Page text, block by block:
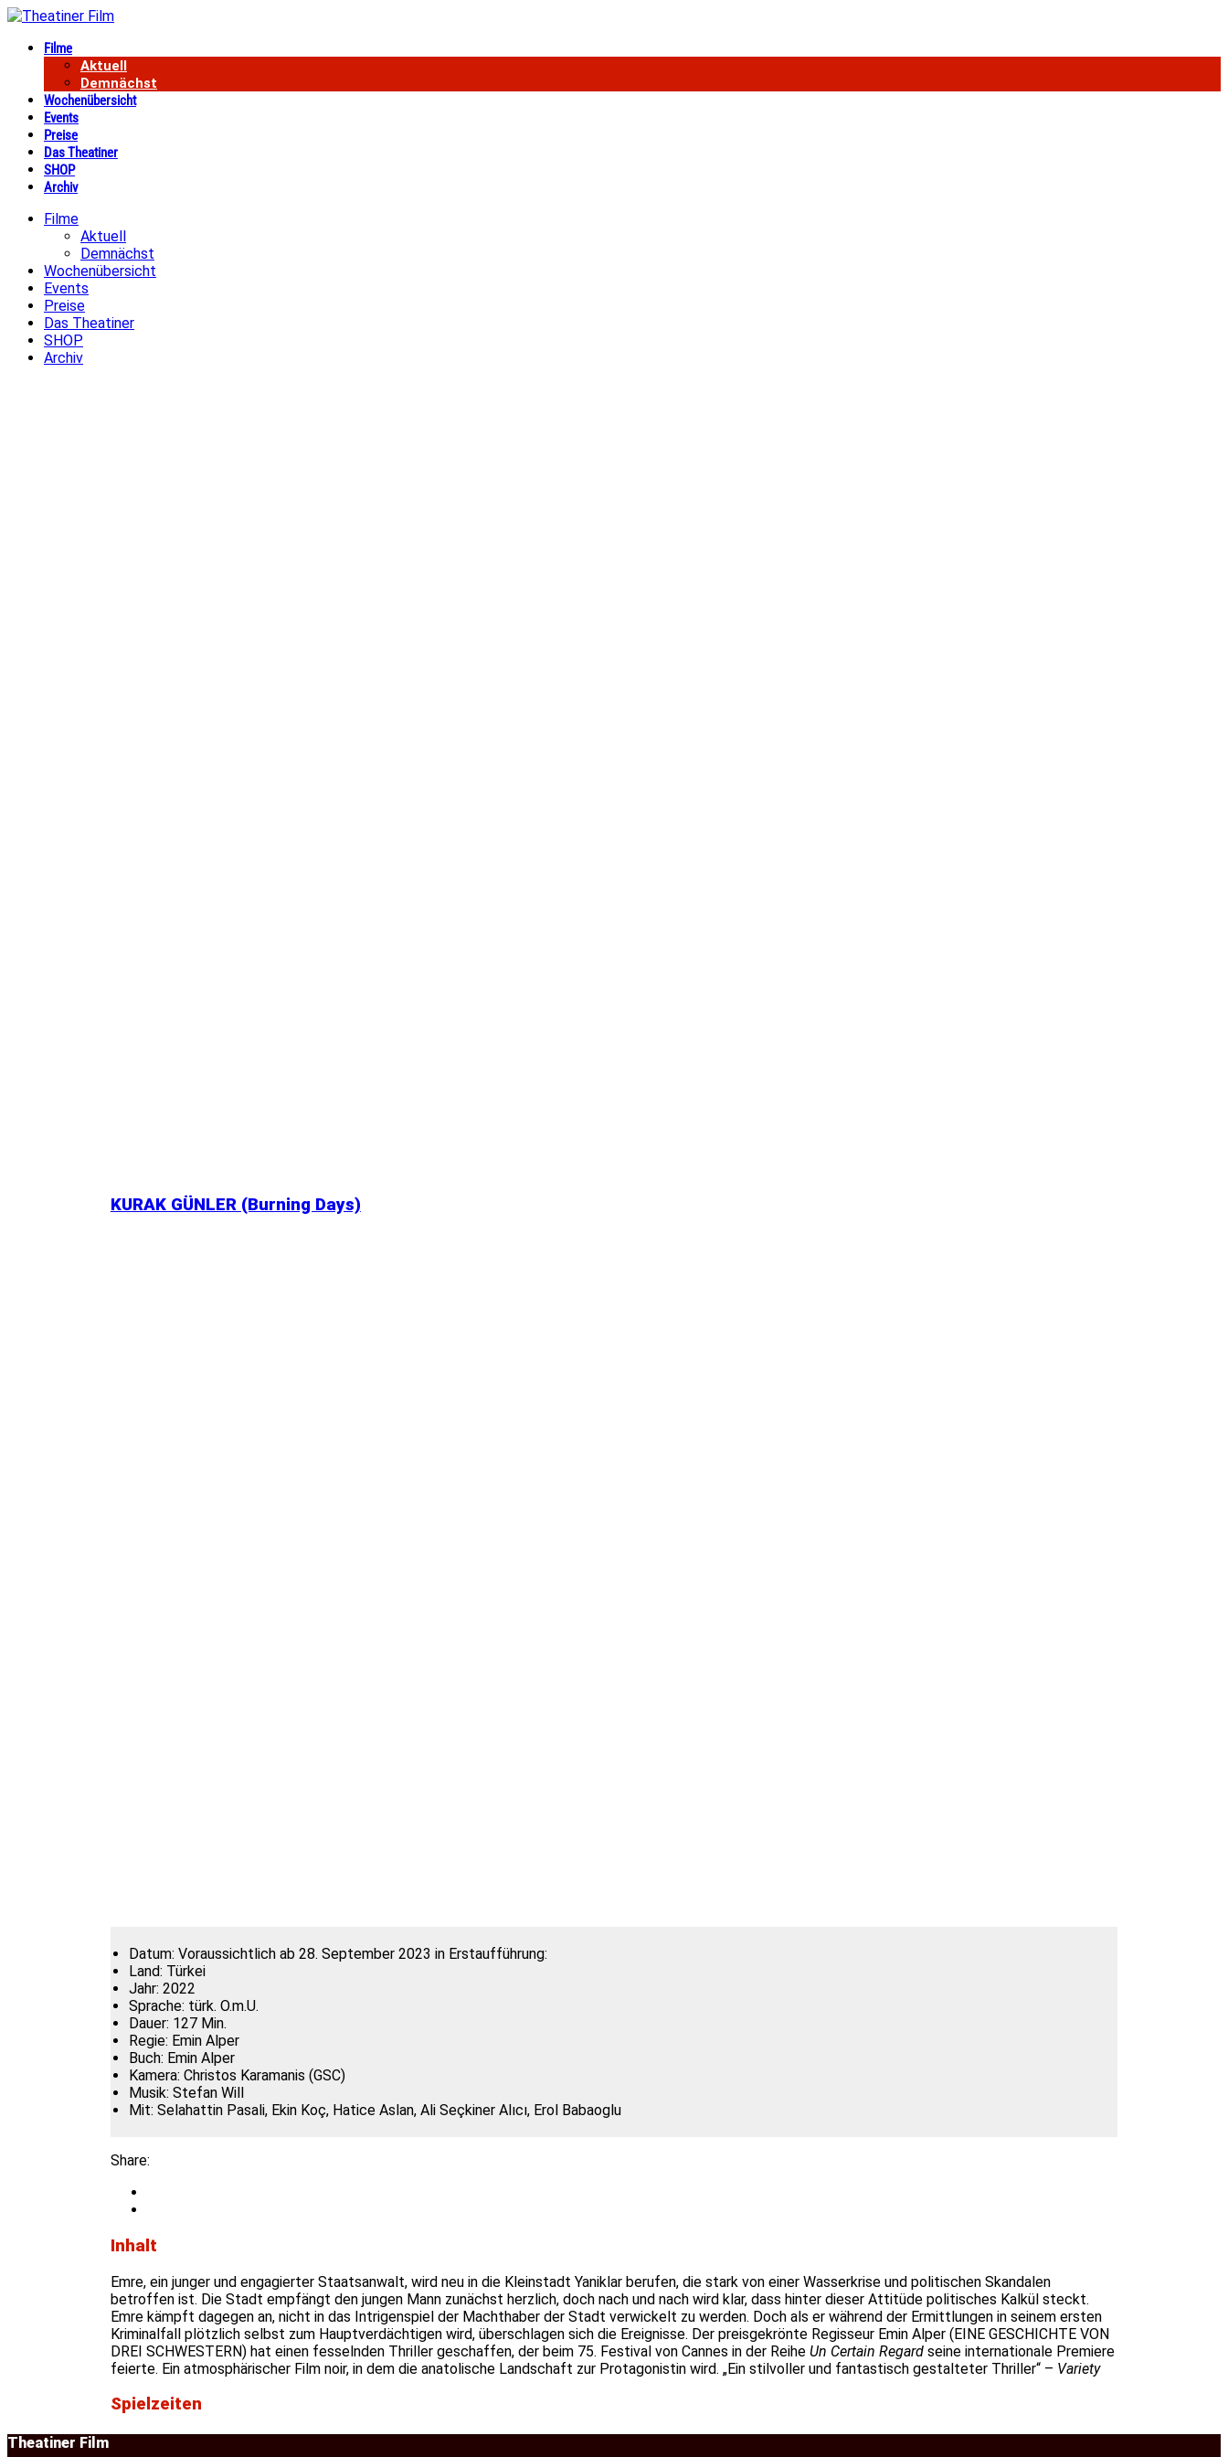
Filme
Aktuell
Demnächst
Wochenübersicht
Events
Preise
Das Theatiner
SHOP
Archiv
Filme
Aktuell
Demnächst
Wochenübersicht
Events
Preise
Das Theatiner
SHOP
Archiv
KURAK GÜNLER (Burning Days)
Datum: Voraussichtlich ab 28. September 2023 in Erstaufführung:
Land: Türkei
Jahr: 2022
Sprache: türk. O.m.U.
Dauer: 127 Min.
Regie: Emin Alper
Buch: Emin Alper
Kamera: Christos Karamanis (GSC)
Musik: Stefan Will
Mit: Selahattin Pasali, Ekin Koç, Hatice Aslan, Ali Seçkiner Alıcı, Erol Babaoglu
Share:
Inhalt
Emre, ein junger und engagierter Staatsanwalt, wird neu in die Kleinstadt Yaniklar berufen, die stark von einer Wasserkrise und politischen Skandalen
betroffen ist. Die Stadt empfängt den jungen Mann zunächst herzlich, doch nach und nach wird klar, dass hinter dieser Attitüde politisches Kalkül steckt.
Emre kämpft dagegen an, nicht in das Intrigenspiel der Machthaber der Stadt verwickelt zu werden. Doch als er während der Ermittlungen in seinem ersten
Kriminalfall plötzlich selbst zum Hauptverdächtigen wird, überschlagen sich die Ereignisse. Der preisgekrönte Regisseur Emin Alper (EINE GESCHICHTE VON
DREI SCHWESTERN) hat einen fesselnden Thriller geschaffen, der beim 75. Festival von Cannes in der Reihe Un Certain Regardseine internationale Premiere
feierte. Ein atmosphärischer Film noir, in dem die anatolische Landschaft zur Protagonistin wird. „Ein stilvoller und fantastisch gestalteter Thriller“ – Variety
Spielzeiten
Theatiner Film